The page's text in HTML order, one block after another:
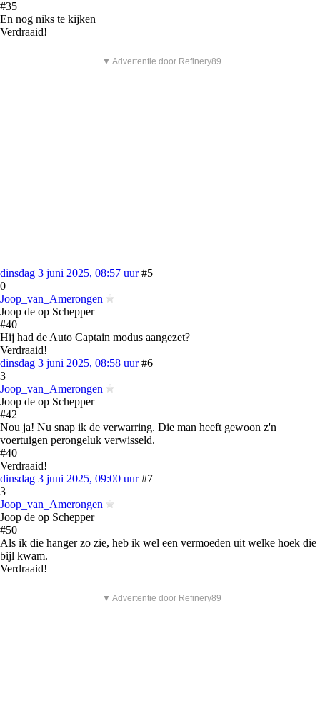
#35
En nog niks te kijken
Verdraaid!
▼ Advertentie door Refinery89
dinsdag 3 juni 2025, 08:57 uur #5
0
Joop_van_Amerongen
Joop de op Schepper
#40
Hij had de Auto Captain modus aangezet?
Verdraaid!
dinsdag 3 juni 2025, 08:58 uur #6
3
Joop_van_Amerongen
Joop de op Schepper
#42
Nou ja! Nu snap ik de verwarring. Die man heeft gewoon z'n
voertuigen perongeluk verwisseld.
#40
Verdraaid!
dinsdag 3 juni 2025, 09:00 uur #7
3
Joop_van_Amerongen
Joop de op Schepper
#50
Als ik die hanger zo zie, heb ik wel een vermoeden uit welke hoek die
bijl kwam.
Verdraaid!
▼ Advertentie door Refinery89